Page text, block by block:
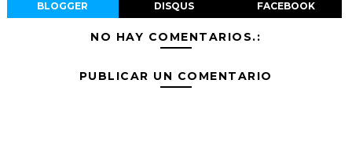
BLOGGER DISQUS FACEBOOK
NO HAY COMENTARIOS.:
PUBLICAR UN COMENTARIO